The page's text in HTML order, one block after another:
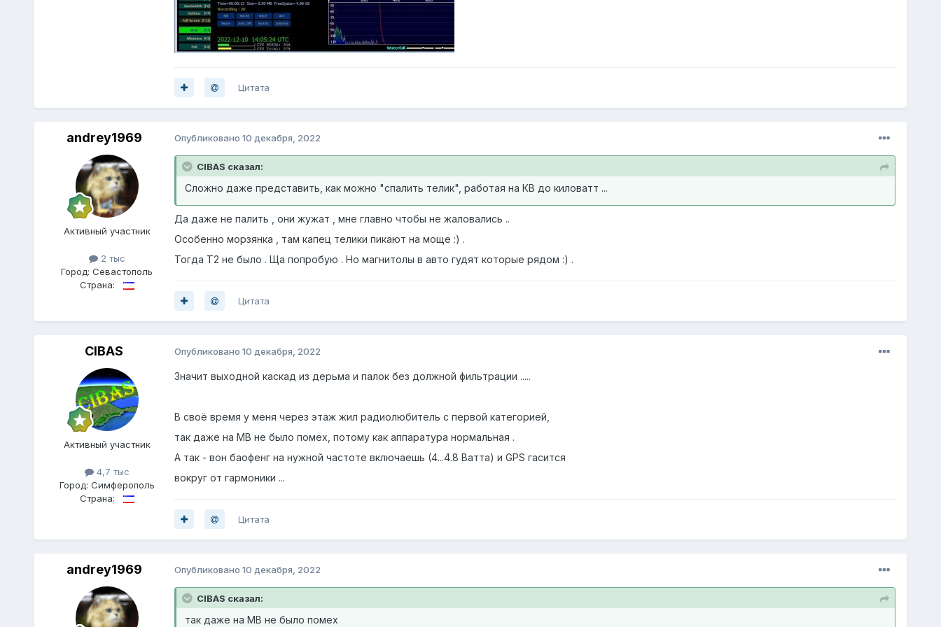
Цитата
andrey1969
Активный участник
2 тыс
Город:Севастополь
Страна:
Опубликовано 10 декабря, 2022
CIBAS сказал:
Сложно даже представить, как можно "спалить телик", работая на КВ до киловатт ...
Да даже не палить , они жужат , мне главно чтобы не жаловались ..
Особенно морзянка , там капец телики пикают на моще :) .
Тогда Т2 не было . Ща попробую . Но магнитолы в авто гудят которые рядом :) .
Цитата
CIBAS
Активный участник
4,7 тыс
Город: Симферополь
Страна:
Опубликовано 10 декабря, 2022
Значит выходной каскад из дерьма и палок без должной фильтрации .....
В своё время у меня через этаж жил радиолюбитель с первой категорией,
так даже на МВ не было помех, потому как аппаратура нормальная .
А так - вон баофенг на нужной частоте включаешь (4...4.8 Ватта) и GPS гасится
вокруг от гармоники ...
Цитата
andrey1969 Опубликовано 10 декабря, 2022
CIBAS сказал:
так даже на МВ не было помех